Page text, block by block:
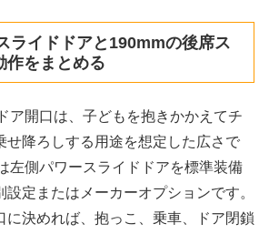
ライドドアと190mmの後席ス
作をまとめる
ア開口は、子どもを抱きかかえてチ
せ降ろしする用途を想定した広さで
左側パワースライドドアを標準装備
設定またはメーカーオプションです。
に決めれば、抱っこ、乗車、ドア閉鎖